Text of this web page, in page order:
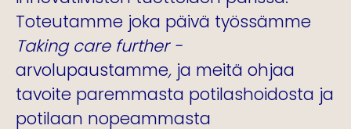
Toteutamme joka päivä työssämme
Taking care further -
arvolupaustamme, ja meitä ohjaa
tavoite paremmasta potilashoidosta ja
potilaan nopeammasta